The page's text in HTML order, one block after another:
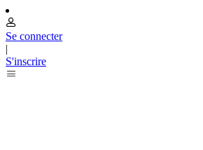
Se connecter
|
S'inscrire